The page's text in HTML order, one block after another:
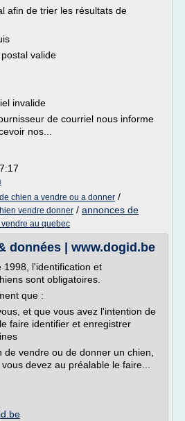
afin de trier les résultats de
valide
invalide
de courriel nous informe
nos...
chien a vendre ou a donner /
vendre donner / annonces de
au quebec
données | www.dogid.be
1998, l'identification et
sont obligatoires.
que :
et que vous avez l'intention de
faire identifier et enregistrer
de vendre ou de donner un chien,
devez au préalable le faire...